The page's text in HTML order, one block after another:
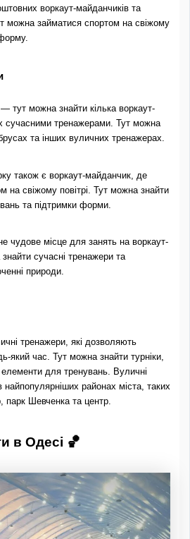
воркаут-майданчиків та
можна займатися спортом на свіжому
тут можна знайти кілька воркаут-
сучасними тренажерами. Тут можна
та інших вуличних тренажерах.
також є воркаут-майданчик, де
на свіжому повітрі. Тут можна знайти
та підтримки форми.
місце для занять на воркаут-
сучасні тренажери та
природи.
тренажери, які дозволяють
який час. Тут можна знайти турніки,
для тренувань. Вуличні
районах міста, таких
Шевченка та центр.
в Одесі 🏀